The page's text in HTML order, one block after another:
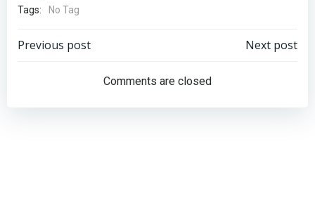
Tags: No Tag
Навигация
записям
Previous post
Навигация
по
записям
Next post
Comments are closed